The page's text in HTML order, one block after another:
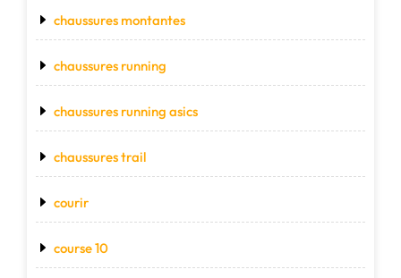
chaussures montantes
chaussures running
chaussures running asics
chaussures trail
courir
course 10